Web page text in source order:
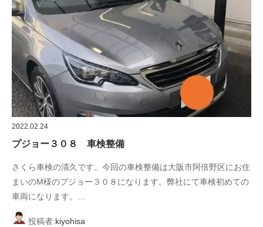
2022.02.24
プジョー３０８ 車検整備
さくら車検の清久です。今回の車検整備は大阪市阿倍野区にお住
まいのM様のプジョー３０８になります。弊社にて車検初めての
車両になります。…
投稿者:kiyohisa